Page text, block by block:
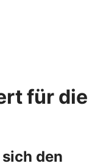
für die
den